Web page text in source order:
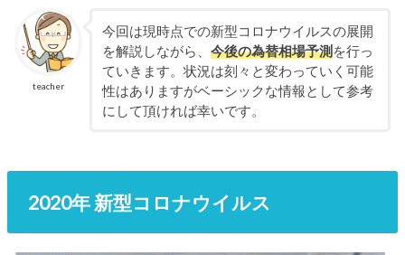
teacher
今回は現時点での新型コロナウイルスの展開
を解説しながら、 今後の為替相場予測を行っ
ていきます。状況は刻々と変わっていく可能
性はありますがベーシックな情報として参考
にして頂ければ幸いです。
2020年 新型コロナウイルス